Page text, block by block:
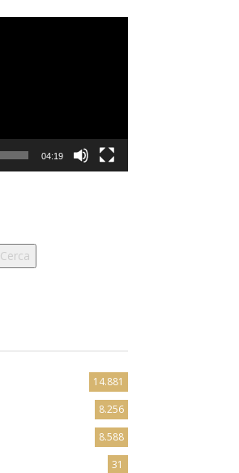
04:19
Cerca
14.881
8.256
8.588
31